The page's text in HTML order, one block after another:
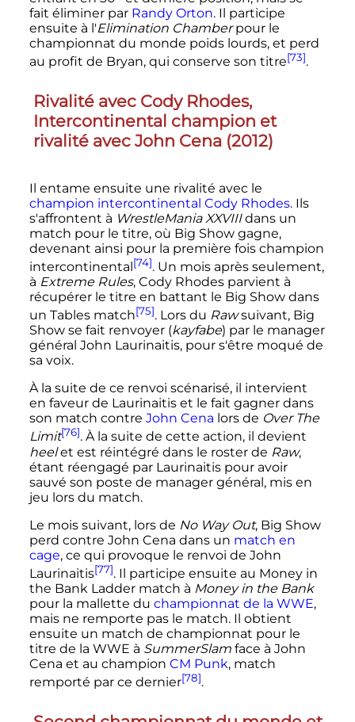
fait éliminer par Randy Orton. Il participe
ensuite à l'Elimination Chamberpour le
championnat du monde poids lourds, et perd
au profit de Bryan, qui conserve son titre[73].
Rivalité avec Cody Rhodes,
Intercontinental champion et
rivalité avec John Cena (2012)
Il entame ensuite une rivalité avec le
champion intercontinental Cody Rhodes. Ils
s'affrontent à WrestleMania XXVIIIdans un
match pour le titre, où Big Show gagne,
devenant ainsi pour la première fois champion
intercontinental[74]. Un mois après seulement,
à Extreme Rules, Cody Rhodes parvient à
récupérer le titre en battant le Big Show dans
un Tables match[75]. Lors du Rawsuivant, Big
Show se fait renvoyer (kayfabe) par le manager
général John Laurinaitis, pour s'être moqué de
sa voix.
À la suite de ce renvoi scénarisé, il intervient
en faveur de Laurinaitis et le fait gagner dans
son match contre John Cena lors de Over The
Limit[76]. À la suite de cette action, il devient
heelet est réintégré dans le roster de Raw,
étant réengagé par Laurinaitis pour avoir
sauvé son poste de manager général, mis en
jeu lors du match.
Le mois suivant, lors de No Way Out, Big Show
perd contre John Cena dans un match en
cage, ce qui provoque le renvoi de John
Laurinaitis[77]. Il participe ensuite au Money in
the Bank Ladder match à Money in the Bank
pour la mallette du championnat de la WWE,
mais ne remporte pas le match. Il obtient
ensuite un match de championnat pour le
titre de la WWE à SummerSlamface à John
Cena et au champion CM Punk, match
remporté par ce dernier[78].